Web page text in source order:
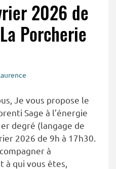
2026 de
Porcherie
Je vous propose le
Sage à l’énergie
degré (langage de
2026 de 9h à 17h30.
à
qui vous êtes,